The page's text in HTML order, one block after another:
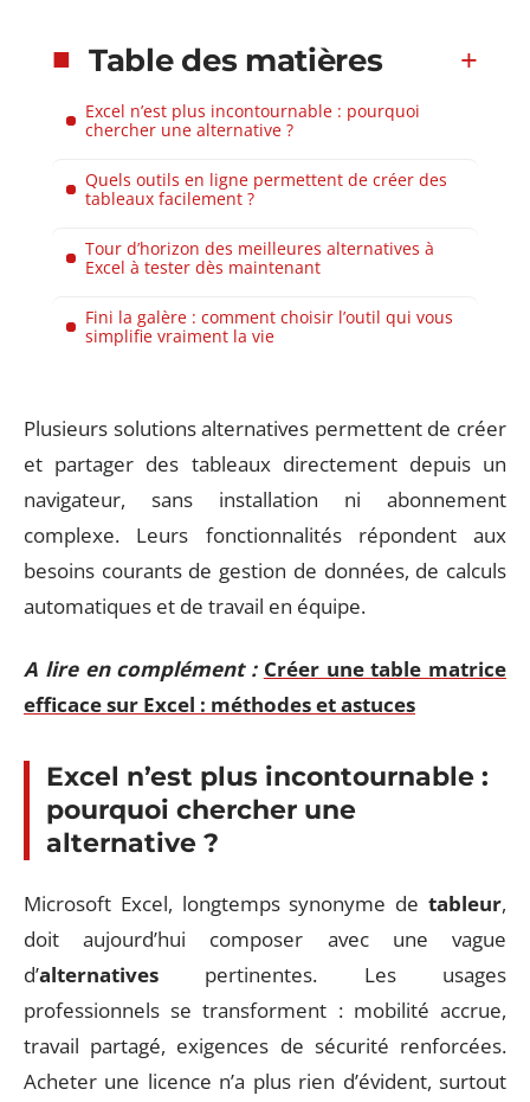
Table des matières
Excel n’est plus incontournable : pourquoi
chercher une alternative ?
Quels outils en ligne permettent de créer des
tableaux facilement ?
Tour d’horizon des meilleures alternatives à
Excel à tester dès maintenant
Fini la galère : comment choisir l’outil qui vous
simplifie vraiment la vie
Plusieurs solutions alternatives permettent de créer
et partager des tableaux directement depuis un
navigateur, sans installation ni abonnement
complexe. Leurs fonctionnalités répondent aux
besoins courants de gestion de données, de calculs
automatiques et de travail en équipe.
A lire en complément : Créer une table matrice
efficace sur Excel : méthodes et astuces
Excel n’est plus incontournable :
pourquoi chercher une
alternative ?
Microsoft Excel, longtemps synonyme de tableur,
doit aujourd’hui composer avec une vague
d’alternatives pertinentes. Les usages
professionnels se transforment : mobilité accrue,
travail partagé, exigences de sécurité renforcées.
Acheter une licence n’a plus rien d’évident, surtout